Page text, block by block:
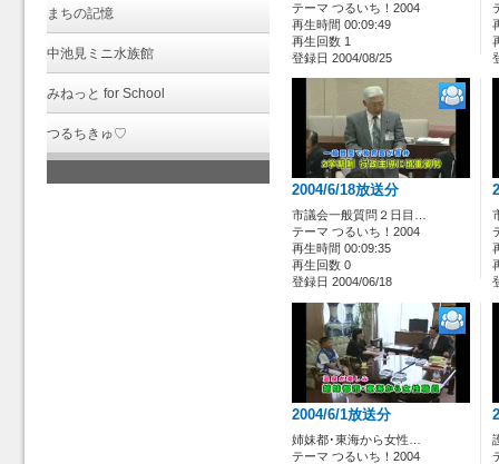
まちの記憶
中池見ミニ水族館
みねっと for School
つるちきゅ♡
テーマ つるいち！2004
再生時間 00:09:49
再生回数 1
登録日 2004/08/25
2004/6/18放送分
市議会一般質問２日目…
テーマ つるいち！2004
再生時間 00:09:35
再生回数 0
登録日 2004/06/18
2004/6/1放送分
姉妹都･東海から女性…
テーマ つるいち！2004